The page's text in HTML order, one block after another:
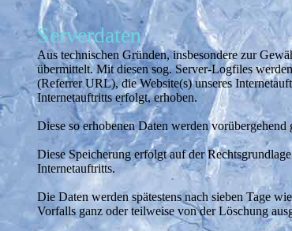
Serverdaten
Aus technischen Gründen, insbesondere zur
übermittelt. Mit diesen sog. Server-Logfiles
(Referrer URL), die Website(s) unseres
Internetauftritts erfolgt, erhoben.
Diese so erhobenen Daten werden
Diese Speicherung erfolgt auf der
Internetauftritts.
Die Daten werden spätestens nach sieben Tage
Vorfalls ganz oder teilweise von der Löschung